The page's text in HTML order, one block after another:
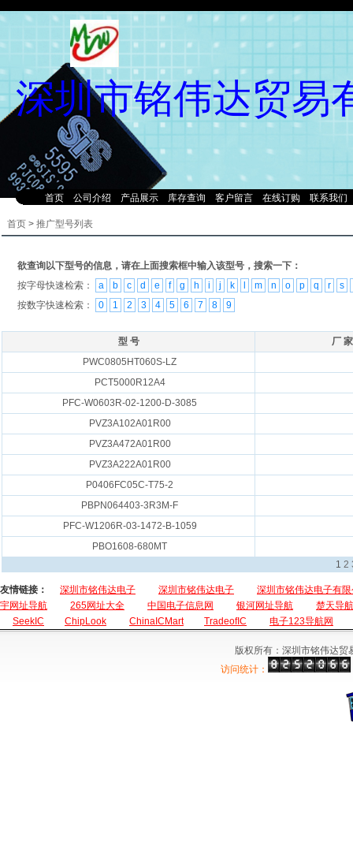
首页 公司介绍 产品展示 库存查询 客户留言 在线订购 联系我们
深圳市铭伟达贸易
首页 > 推广型号列表
欲查询以下型号的信息，请在上面搜索框中输入该型号，搜索一下：
按字母快速检索：
a b c d e f g h i j k m n o p q r
s
按数字快速检索：
0 1 2 3 4 5 6 7 8 9
型 号
厂 家
PWC0805HT060S-LZ
PCT5000R12A4
PFC-W0603R-02-1200-D-3085
PVZ3A102A01R00
PVZ3A472A01R00
PVZ3A222A01R00
P0406FC05C-T75-2
PBPN064403-3R3M-F
PFC-W1206R-03-1472-B-1059
PBO1608-680MT
1 2
友情链接： 深圳市铭伟达电子 深圳市铭伟达电子
深圳市铭伟达电子有
宇网址导航
265网址大全 中国电子信息网 银河网址导航
楚天导航
SeekIC
ChipLook ChinaICMart TradeofIC 电子123导航网
版权所有：深圳市铭伟达
访问统计：